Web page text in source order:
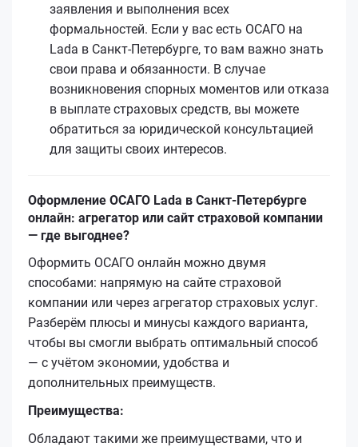
заявления и выполнения всех
формальностей. Если у вас есть ОСАГО на
Lada в Санкт-Петербурге, то вам важно знать
свои права и обязанности. В случае
возникновения спорных моментов или отказа
в выплате страховых средств, вы можете
обратиться за юридической консультацией
для защиты своих интересов.
Оформление ОСАГО Lada в Санкт-Петербурге
онлайн: агрегатор или сайт страховой компании
— где выгоднее?
Оформить ОСАГО онлайн можно двумя
способами: напрямую на сайте страховой
компании или через агрегатор страховых услуг.
Разберём плюсы и минусы каждого варианта,
чтобы вы смогли выбрать оптимальный способ
— с учётом экономии, удобства и
дополнительных преимуществ.
Преимущества:
Обладают такими же преимуществами, что и